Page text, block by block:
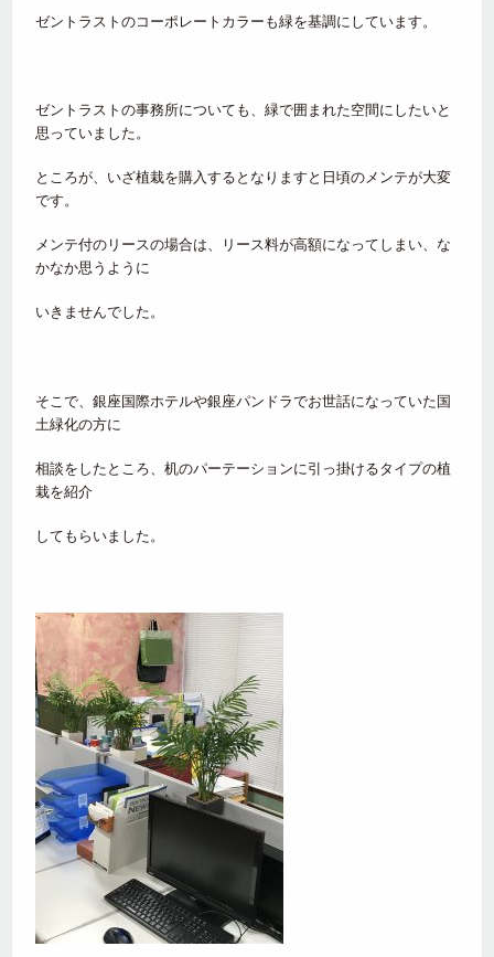
ゼントラストのコーポレートカラーも緑を基調にしています。
ゼントラストの事務所についても、緑で囲まれた空間にしたいと
思っていました。
ところが、いざ植栽を購入するとなりますと日頃のメンテが大変
です。
メンテ付のリースの場合は、リース料が高額になってしまい、な
かなか思うように
いきませんでした。
そこで、銀座国際ホテルや銀座パンドラでお世話になっていた国
土緑化の方に
相談をしたところ、机のパーテーションに引っ掛けるタイプの植
栽を紹介
してもらいました。